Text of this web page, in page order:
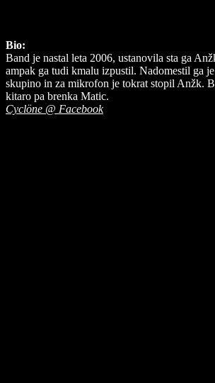
Bio:
Band je nastal leta 2006, ustanovila sta ga
ampak ga tudi kmalu izpustil. Nadomestil ga
skupino in za mikrofon je tokrat stopil Anžk.
kitaro pa brenka Matic.
Cyclöne @ Facebook